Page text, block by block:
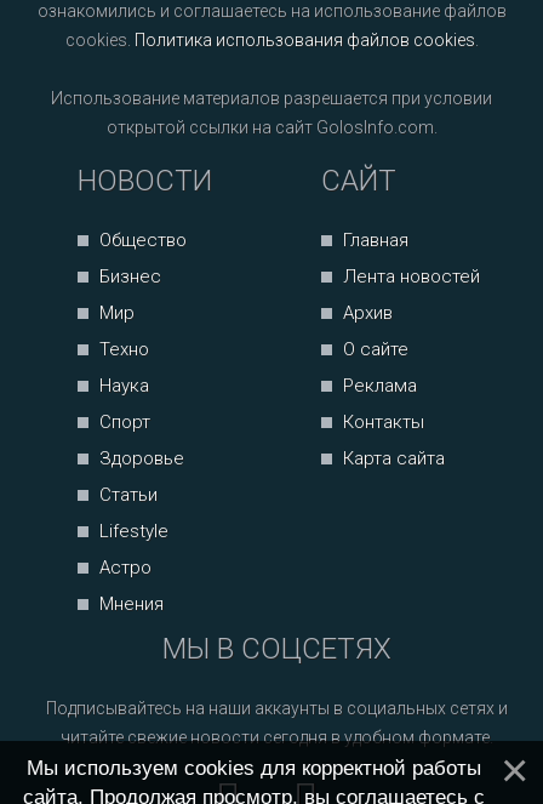
ознакомились и соглашаетесь на использование файлов
cookies. Политика использования файлов cookies
Использование материалов разрешается при условии
открытой ссылки на сайт GolosInfo.com.
НОВОСТИ
Общество
Бизнес
Мир
Техно
Наука
Спорт
Здоровье
Статьи
Lifestyle
Астро
Мнения
САЙТ
Главная
Лента новостей
Архив
О сайте
Реклама
Контакты
Карта сайта
МЫ В СОЦСЕТЯХ
Подписывайтесь на наши аккаунты в социальных сетях и
читайте свежие новости сегодня в удобном формате.
Мы используем cookies для корректной работы
сайта. Продолжая просмотр, вы соглашаетесь с